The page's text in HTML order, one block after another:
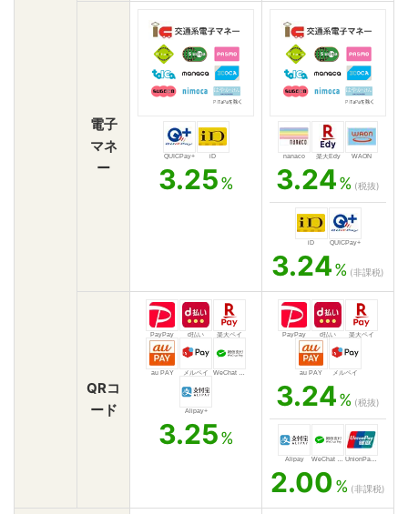
電子
マネ
ー
QUICPay+ iD
3.25%
nanaco 楽天Edy WAON
3.24% (税抜)
iD QUICPay+
3.24% (非課税)
QRコ
ード
PayPay d払い 楽天ペイ
au PAY メルペイ
Alipay+
3.25%
PayPay d払い 楽天ペイ
au PAY メルペイ
3.24% (税抜)
Alipay UnionPay QR
2.00% (非課税)